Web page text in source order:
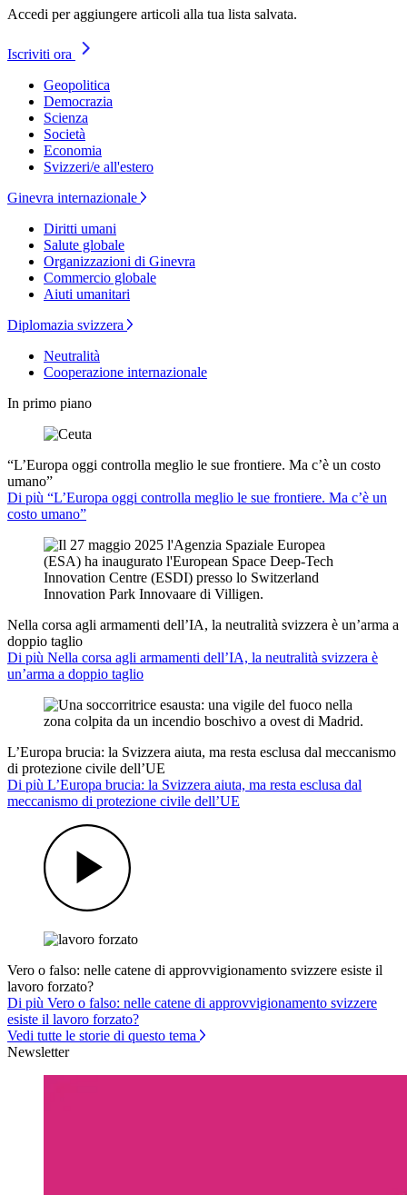
Accedi per aggiungere articoli alla tua lista salvata.
Iscriviti ora
Geopolitica
Democrazia
Scienza
Società
Economia
Svizzeri/e all'estero
Ginevra internazionale
Diritti umani
Salute globale
Organizzazioni di Ginevra
Commercio globale
Aiuti umanitari
Diplomazia svizzera
Neutralità
Cooperazione internazionale
In primo piano
“L’Europa oggi controlla meglio le sue frontiere. Ma c’è un costo
umano”
Di più “L’Europa oggi controlla meglio le sue frontiere. Ma c’è un
costo umano”
Nella corsa agli armamenti dell’IA, la neutralità svizzera è un’arma a
doppio taglio
Di più Nella corsa agli armamenti dell’IA, la neutralità svizzera è
un’arma a doppio taglio
L’Europa brucia: la Svizzera aiuta, ma resta esclusa dal meccanismo
di protezione civile dell’UE
Di più L’Europa brucia: la Svizzera aiuta, ma resta esclusa dal
meccanismo di protezione civile dell’UE
Vero o falso: nelle catene di approvvigionamento svizzere esiste il
lavoro forzato?
Di più Vero o falso: nelle catene di approvvigionamento svizzere
esiste il lavoro forzato?
Vedi tutte le storie di questo tema
Newsletter